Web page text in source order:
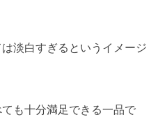
淡白すぎるというイメージ
も十分満足できる一品で